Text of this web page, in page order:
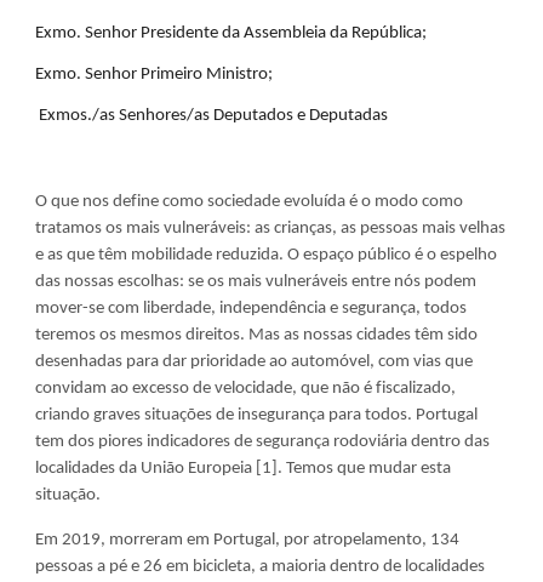
Exmo. Senhor Presidente da Assembleia da República;
Exmo. Senhor Primeiro Ministro;
Exmos./as Senhores/as Deputados e Deputadas
O que nos define como sociedade evoluída é o modo como
tratamos os mais vulneráveis: as crianças, as pessoas mais velhas
e as que têm mobilidade reduzida. O espaço público é o espelho
das nossas escolhas: se os mais vulneráveis entre nós podem
mover-se com liberdade, independência e segurança, todos
teremos os mesmos direitos. Mas as nossas cidades têm sido
desenhadas para dar prioridade ao automóvel, com vias que
convidam ao excesso de velocidade, que não é fiscalizado,
criando graves situações de insegurança para todos. Portugal
tem dos piores indicadores de segurança rodoviária dentro das
localidades da União Europeia [1]. Temos que mudar esta
situação.
Em 2019, morreram em Portugal, por atropelamento, 134
pessoas a pé e 26 em bicicleta, a maioria dentro de localidades